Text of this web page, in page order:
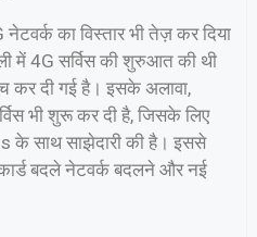
का विस्तार भी तेज़ कर दिया
में 4G सर्विस की शुरुआत की थी
कर दी गई है। इसके अलावा,
भी शुरू कर दी है, जिसके लिए
साथ साझेदारी की है। इससे
बदले नेटवर्क बदलने और नई